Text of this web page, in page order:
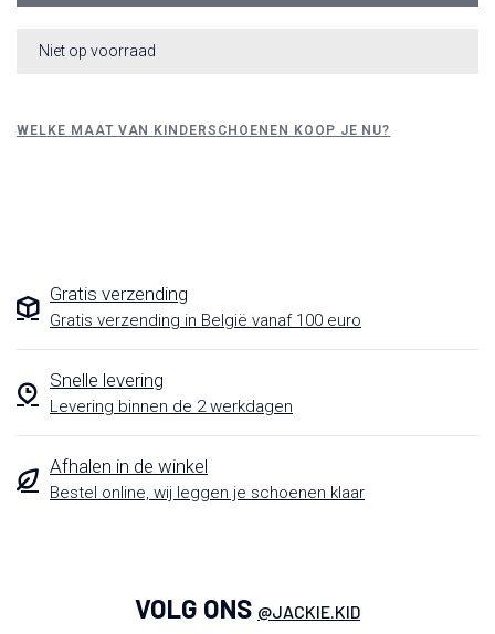
Niet op voorraad
WELKE MAAT VAN KINDERSCHOENEN KOOP JE NU?
Gratis verzending
Gratis verzending in België vanaf 100 euro
Snelle levering
Levering binnen de 2 werkdagen
Afhalen in de winkel
Bestel online, wij leggen je schoenen klaar
VOLG ONS @JACKIE.KID